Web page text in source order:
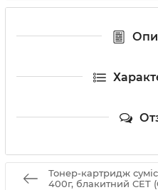
Тонер-картридж
400г, блакитний CET